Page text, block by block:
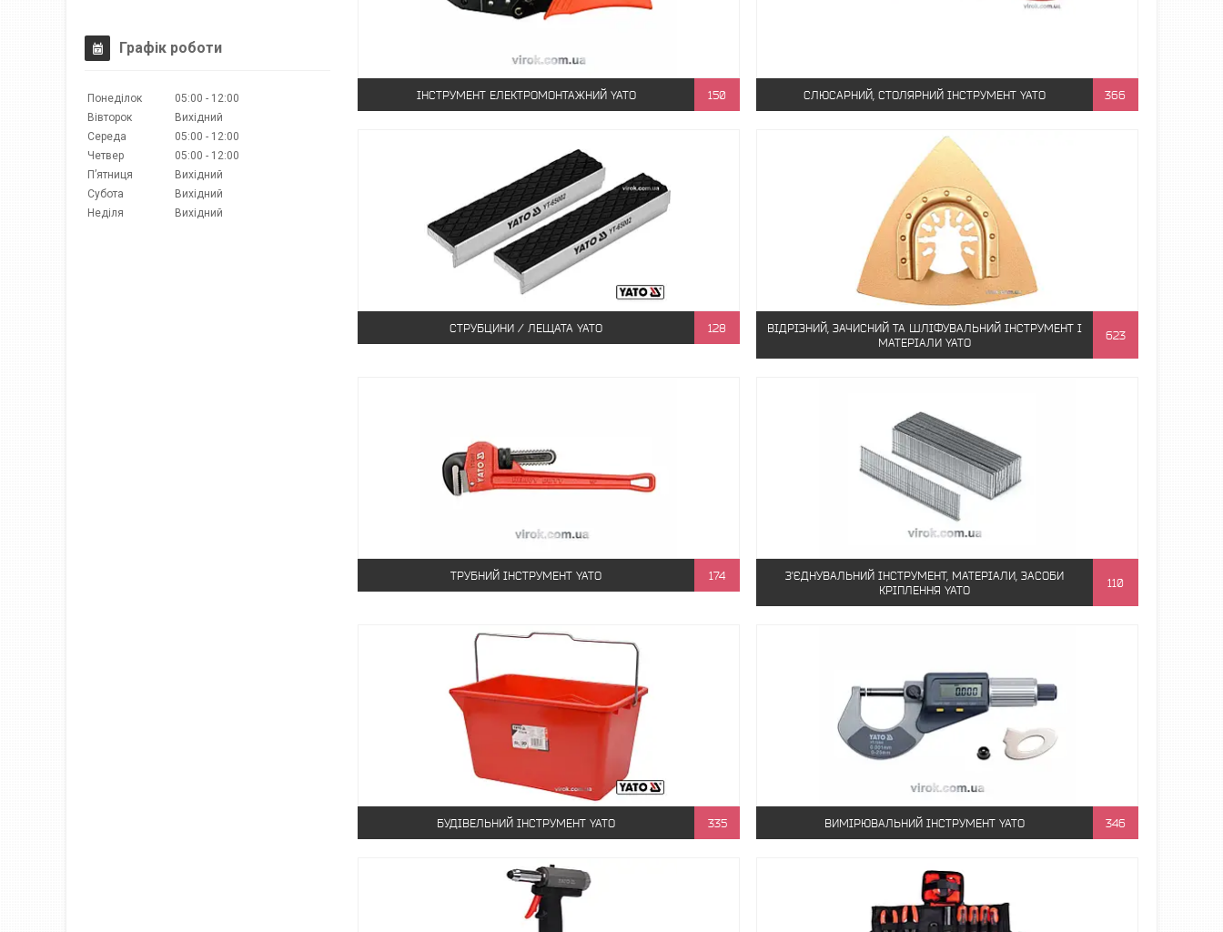
ІНСТРУМЕНТ ЕЛЕКТРОМОНТАЖНИЙ YATO 150 СЛЮСАРНИЙ, СТОЛЯРНИЙ ІНСТРУМЕНТ YATO 366
СТРУБЦИНИ / ЛЕЩАТА YATO 128
ВІДРІЗНИЙ, ЗАЧИСНИЙ ТА ШЛІФУВАЛЬНИЙ ІНСТРУМЕНТ І
МАТЕРІАЛИ YATO
623
ТРУБНИЙ ІНСТРУМЕНТ YATO 174
З'ЄДНУВАЛЬНИЙ ІНСТРУМЕНТ, МАТЕРІАЛИ, ЗАСОБИ
КРІПЛЕННЯ YATO
110
БУДІВЕЛЬНИЙ ІНСТРУМЕНТ YATO 335 ВИМІРЮВАЛЬНИЙ ІНСТРУМЕНТ YATO 346
Графік роботи
Понеділок 05:00
12:00
Вівторок
Вихідний
Середа
05:00
12:00
Четвер
05:00
12:00
Пʼятниця
Вихідний
Субота
Вихідний
Неділя
Вихідний